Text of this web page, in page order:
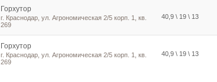
Горхутор
г. Краснодар, ул. Агрономическая 2/5 корп. 1, кв.
269
40,9 \ 19 \ 13
Горхутор
г. Краснодар, ул. Агрономическая 2/5 корп. 1, кв.
269
40,9 \ 19 \ 13